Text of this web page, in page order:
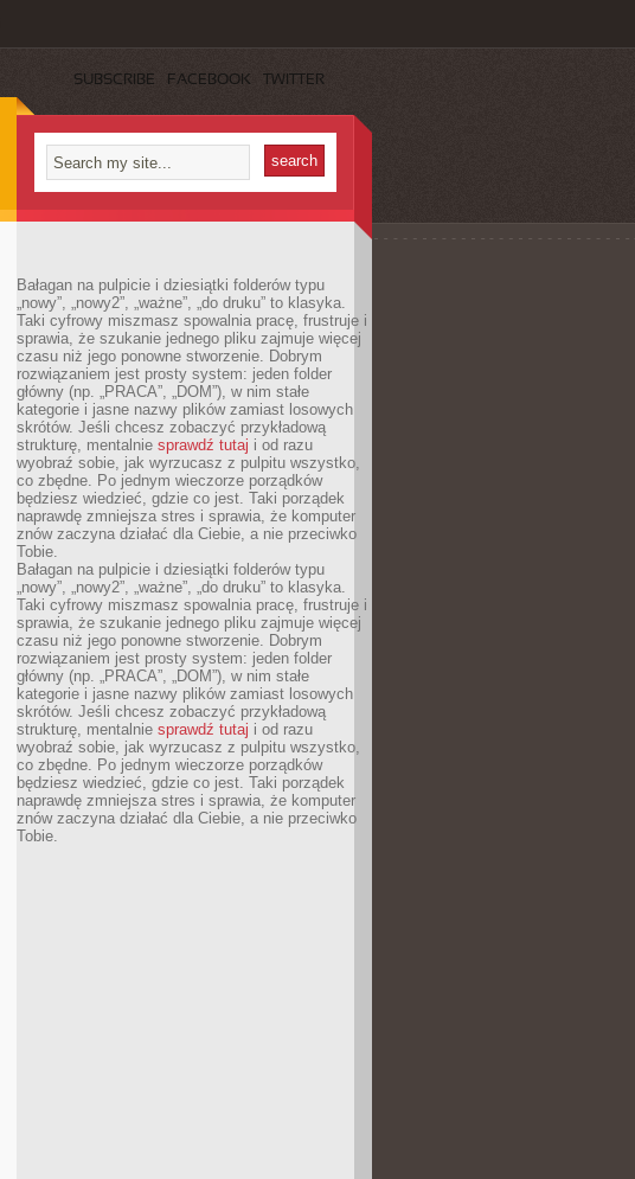
SUBSCRIBE FACEBOOK TWITTER
Bałagan na pulpicie i dziesiątki folderów typu
„nowy”, „nowy2”, „ważne”, „do druku” to klasyka.
Taki cyfrowy miszmasz spowalnia pracę, frustruje i
sprawia, że szukanie jednego pliku zajmuje więcej
czasu niż jego ponowne stworzenie. Dobrym
rozwiązaniem jest prosty system: jeden folder
główny (np. „PRACA”, „DOM”), w nim stałe
kategorie i jasne nazwy plików zamiast losowych
skrótów. Jeśli chcesz zobaczyć przykładową
strukturę, mentalnie sprawdź tutaj i od razu
wyobraź sobie, jak wyrzucasz z pulpitu wszystko,
co zbędne. Po jednym wieczorze porządków
będziesz wiedzieć, gdzie co jest. Taki porządek
naprawdę zmniejsza stres i sprawia, że komputer
znów zaczyna działać dla Ciebie, a nie przeciwko
Tobie.
Bałagan na pulpicie i dziesiątki folderów typu
„nowy”, „nowy2”, „ważne”, „do druku” to klasyka.
Taki cyfrowy miszmasz spowalnia pracę, frustruje i
sprawia, że szukanie jednego pliku zajmuje więcej
czasu niż jego ponowne stworzenie. Dobrym
rozwiązaniem jest prosty system: jeden folder
główny (np. „PRACA”, „DOM”), w nim stałe
kategorie i jasne nazwy plików zamiast losowych
skrótów. Jeśli chcesz zobaczyć przykładową
strukturę, mentalnie sprawdź tutaj i od razu
wyobraź sobie, jak wyrzucasz z pulpitu wszystko,
co zbędne. Po jednym wieczorze porządków
będziesz wiedzieć, gdzie co jest. Taki porządek
naprawdę zmniejsza stres i sprawia, że komputer
znów zaczyna działać dla Ciebie, a nie przeciwko
Tobie.